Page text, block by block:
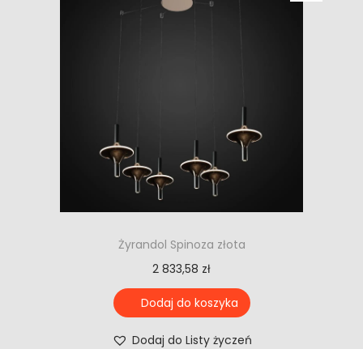
Żyrandol Spinoza złota
2 833,58 zł
Dodaj do koszyka
Dodaj do Listy życzeń